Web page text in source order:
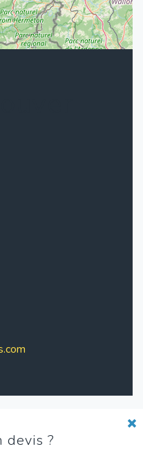
devis ?